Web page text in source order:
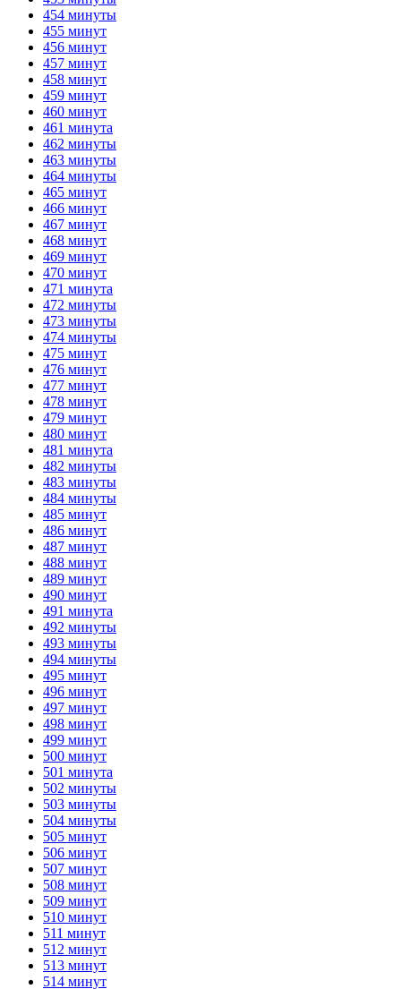
454 минуты
455 минут
456 минут
457 минут
458 минут
459 минут
460 минут
461 минута
462 минуты
463 минуты
464 минуты
465 минут
466 минут
467 минут
468 минут
469 минут
470 минут
471 минута
472 минуты
473 минуты
474 минуты
475 минут
476 минут
477 минут
478 минут
479 минут
480 минут
481 минута
482 минуты
483 минуты
484 минуты
485 минут
486 минут
487 минут
488 минут
489 минут
490 минут
491 минута
492 минуты
493 минуты
494 минуты
495 минут
496 минут
497 минут
498 минут
499 минут
500 минут
501 минута
502 минуты
503 минуты
504 минуты
505 минут
506 минут
507 минут
508 минут
509 минут
510 минут
511 минут
512 минут
513 минут
514 минут